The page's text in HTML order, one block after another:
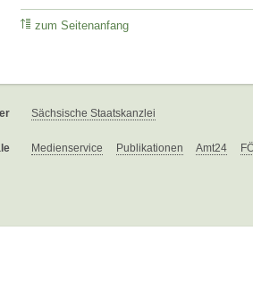
zum Seitenanfang
Sächsische Staatskanzlei
Medienservice Publikationen Amt24